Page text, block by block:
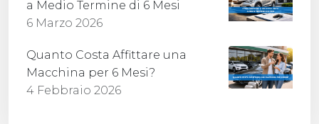
a Medio Termine di 6 Mesi
6 Marzo 2026
Quanto Costa Affittare una
Macchina per 6 Mesi?
4 Febbraio 2026